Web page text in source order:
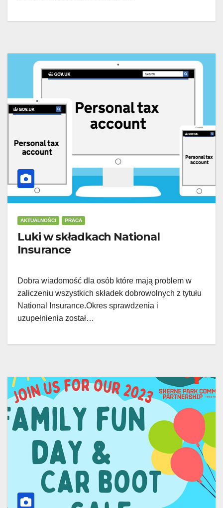
AKTUALNOŚCI PRACA
Luki w składkach National
Insurance
Dobra wiadomość dla osób które mają problem w
zaliczeniu wszystkich składek dobrowolnych z tytułu
National Insurance.Okres sprawdzenia i
uzupełnienia został…